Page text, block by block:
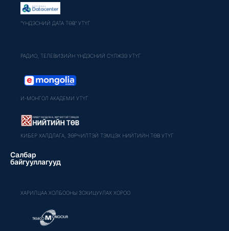
"ҮНДЭСНИЙ ДАТА ТӨВ" УТҮГ
РАДИО, ТЕЛЕВИЗИЙН ҮНДЭСНИЙ СҮЛЖЭЭ УТҮГ
И-МОНГОЛ АКАДЕМИ УТҮГ
КИБЕР ХАЛДЛАГА, ЗӨРЧИЛТЭЙ ТЭМЦЭХ НИЙТИЙН ТӨВ УТҮГ
Салбар
байгууллагууд
ХАРИЛЦАА ХОЛБООНЫ ЗОХИЦУУЛАХ ХОРОО